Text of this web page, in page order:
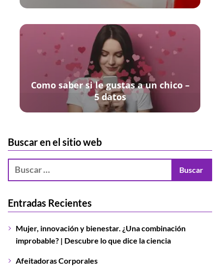
Como saber si le gustas a un chico –
5 datos
Buscar en el sitio web
Entradas Recientes
Mujer, innovación y bienestar. ¿Una combinación
improbable? | Descubre lo que dice la ciencia
Afeitadoras Corporales